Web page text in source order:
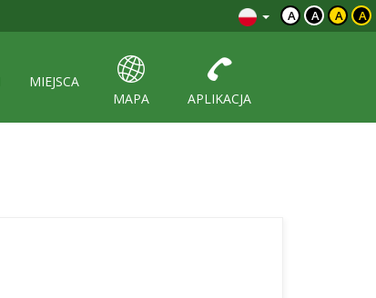
A A A A
MIEJSCA
MAPA
APLIKACJA